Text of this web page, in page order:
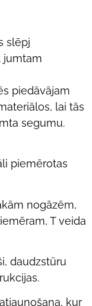
slēpj
jumtam
piedāvājam
lai tās
segumu.
piemērotas
nogāzēm,
T veida
daudzstūru
kur